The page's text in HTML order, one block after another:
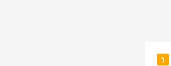
1